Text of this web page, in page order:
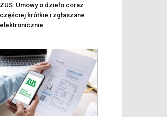
ZUS: Umowy o dzieło coraz
częściej krótkie i zgłaszane
elektronicznie